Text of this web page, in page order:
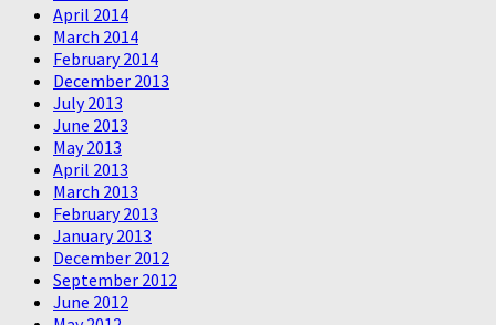
April 2014
March 2014
February 2014
December 2013
July 2013
June 2013
May 2013
April 2013
March 2013
February 2013
January 2013
December 2012
September 2012
June 2012